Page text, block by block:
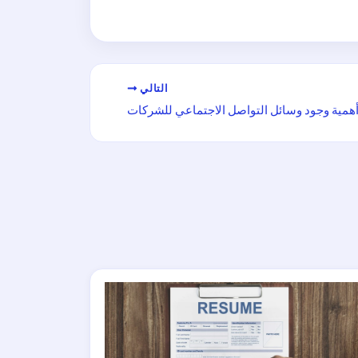
التالي
أهمية وجود وسائل التواصل الاجتماعي للشركات